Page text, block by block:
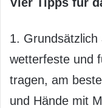
1. Grundsätzlich
wetterfeste und
tragen, am
und Hände mit